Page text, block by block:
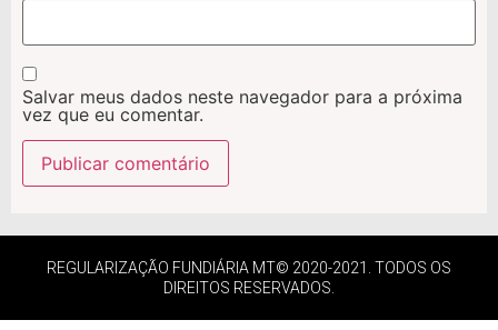
Salvar meus dados neste navegador para a próxima
vez que eu comentar.
REGULARIZAÇÃO FUNDIÁRIA MT© 2020-2021. TODOS OS
DIREITOS RESERVADOS.